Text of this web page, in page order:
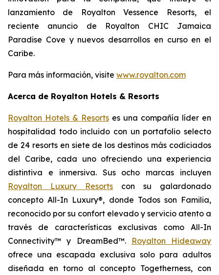
lanzamiento de Royalton Vessence Resorts, el
reciente anuncio de Royalton CHIC Jamaica
Paradise Cove y nuevos desarrollos en curso en el
Caribe.
Para más información, visite www.royalton.com
Acerca de Royalton Hotels & Resorts
Royalton Hotels & Resorts es una compañía líder en
hospitalidad todo incluido con un portafolio selecto
de 24 resorts en siete de los destinos más codiciados
del Caribe, cada uno ofreciendo una experiencia
distintiva e inmersiva. Sus ocho marcas incluyen
Royalton Luxury Resorts con su galardonado
concepto All-In Luxury®, donde Todos son Familia,
reconocido por su confort elevado y servicio atento a
través de características exclusivas como All-In
Connectivity™ y DreamBed™.
Royalton Hideaway
ofrece una escapada exclusiva solo para adultos
diseñada en torno al concepto Togetherness, con